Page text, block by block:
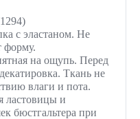
с эластаном. Не
форму.
на ощупь. Перед
Ткань не
влаги и пота.
ластовицы и
бюстгальтера при